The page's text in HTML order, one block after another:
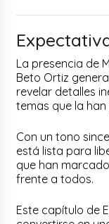
La presencia de
Beto Ortiz
revelar detalles
temas que la
Con un tono
está lista para
que han
frente a todos.
Este capítulo de